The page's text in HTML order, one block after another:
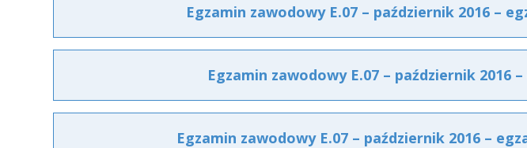
Egzamin zawodowy E.07 – październik 2016 –
Egzamin zawodowy E.07 – październik 2016
Egzamin zawodowy E.07 – październik 2016 –